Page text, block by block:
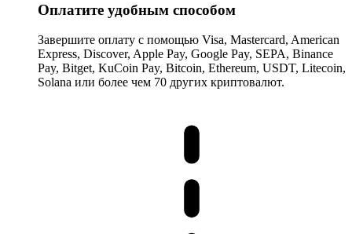
Оплатите удобным способом
Завершите оплату с помощью Visa, Mastercard, American
Express, Discover, Apple Pay, Google Pay, SEPA, Binance
Pay, Bitget, KuCoin Pay, Bitcoin, Ethereum, USDT, Litecoin,
Solana или более чем 70 других криптовалют.